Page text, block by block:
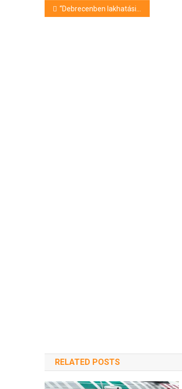
Bejegyzés
“Debrecenben lakhatási válság van” – így látja a szakértő
RELATED POSTS